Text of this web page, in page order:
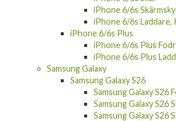
iPhone 6/6s
iPhone 6/6s Laddare,
iPhone 6/6s Plus
iPhone 6/6s Plus
iPhone 6/6s Plus
Samsung Galaxy
Samsung Galaxy S26
Samsung Galaxy S26
Samsung Galaxy S26
Samsung Galaxy S26